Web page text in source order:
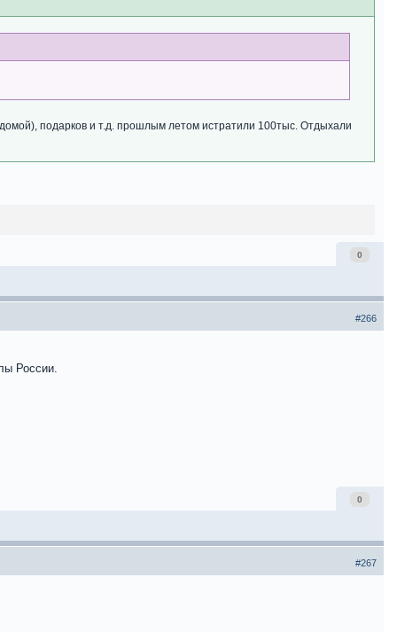
подарков и т.д. прошлым летом истратили 100тыс. Отдыхали
0
#266
России.
0
#267